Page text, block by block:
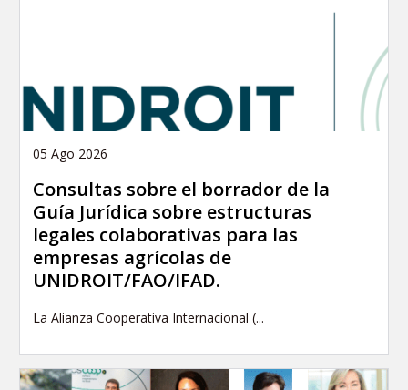
05 Ago 2026
Consultas sobre el borrador de la
Guía Jurídica sobre estructuras
legales colaborativas para las
empresas agrícolas de
UNIDROIT/FAO/IFAD.
La Alianza Cooperativa Internacional (...